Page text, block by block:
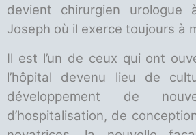
devient chirurgien urologue
Joseph où il exerce toujours à
Il est l’un de ceux qui ont
l’hôpital devenu lieu de
développement de
d’hospitalisation, de